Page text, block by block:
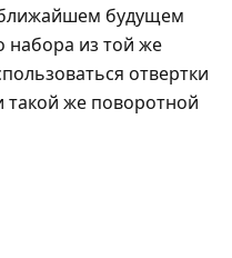
будущем
набора из той же
отвертки
же поворотной